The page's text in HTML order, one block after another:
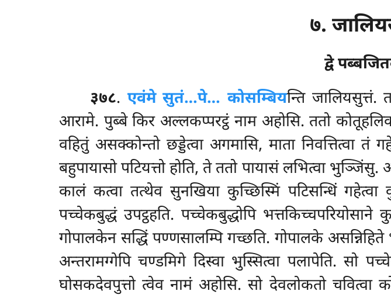
७.
द्वे
३७८. एवंमे सुतं…पे… कोसम्बियन्ति जालियसुत्तं.
आरामे. पुब्बे किर अल्लकप्परट्ठं नाम अहोसि. ततो
वहितुं असक्कोन्तो छड्डेत्वा अगमासि, माता निवत्तित्वा
बहुपायासो पटियत्तो होति, ते ततो पायासं लभित्वा
कालं कत्वा तत्थेव सुनखिया कुच्छिस्मिं पटिसन्धिं
पच्चेकबुद्धं उपट्ठहति. पच्चेकबुद्धोपि
गोपालकेन सद्धिं पण्णसालम्पि गच्छति. गोपालके
अन्तरामग्गेपि चण्डमिगे दिस्वा भुस्सित्वा पलापेति. सो
घोसकदेवपुत्तो त्वेव नामं अहोसि. सो देवलोकतो चवित्वा